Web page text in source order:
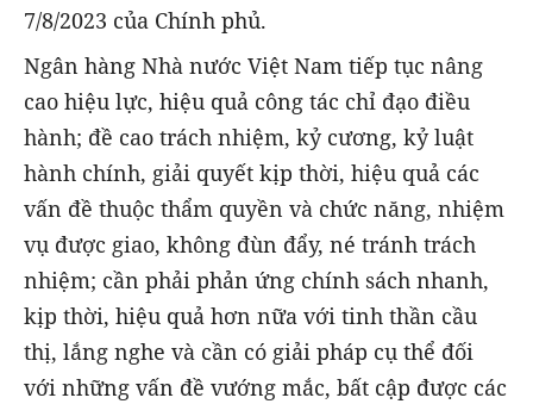
7/8/2023 của Chính phủ.
Ngân hàng Nhà nước Việt Nam tiếp tục nâng
cao hiệu lực, hiệu quả công tác chỉ đạo điều
hành; đề cao trách nhiệm, kỷ cương, kỷ luật
hành chính, giải quyết kịp thời, hiệu quả các
vấn đề thuộc thẩm quyền và chức năng, nhiệm
vụ được giao, không đùn đẩy, né tránh trách
nhiệm; cần phải phản ứng chính sách nhanh,
kịp thời, hiệu quả hơn nữa với tinh thần cầu
thị, lắng nghe và cần có giải pháp cụ thể đối
với những vấn đề vướng mắc, bất cập được các